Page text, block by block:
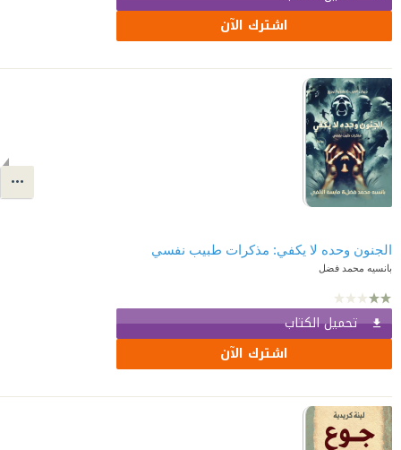
اشترك الآن
الجنون وحده لا يكفي: مذكرات طبيب نفسي
بانسيه محمد فضل
تحميل الكتاب
اشترك الآن